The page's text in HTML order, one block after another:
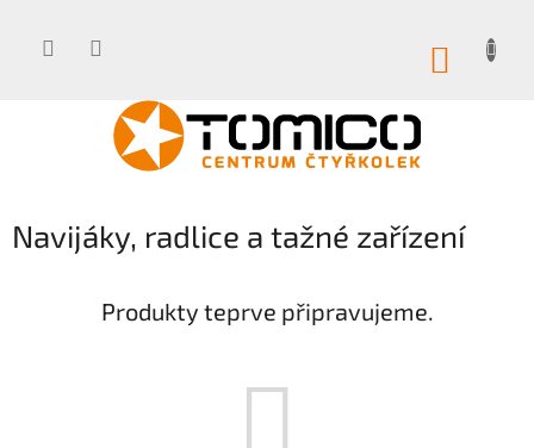
Navijáky, radlice a tažné zařízení
Produkty teprve připravujeme.